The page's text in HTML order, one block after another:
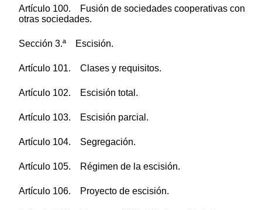
Artículo 100. Fusión de sociedades cooperativas con
otras sociedades.
Sección 3.ª Escisión.
Artículo 101. Clases y requisitos.
Artículo 102. Escisión total.
Artículo 103. Escisión parcial.
Artículo 104. Segregación.
Artículo 105. Régimen de la escisión.
Artículo 106. Proyecto de escisión.